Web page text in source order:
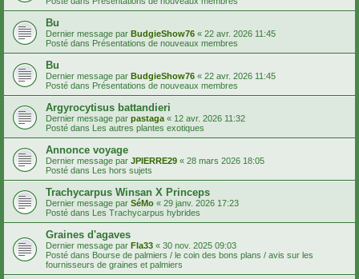
Bu
Dernier message par BudgieShow76 « 22 avr. 2026 11:45
Posté dans Présentations de nouveaux membres
Bu
Dernier message par BudgieShow76 « 22 avr. 2026 11:45
Posté dans Présentations de nouveaux membres
Argyrocytisus battandieri
Dernier message par pastaga « 12 avr. 2026 11:32
Posté dans Les autres plantes exotiques
Annonce voyage
Dernier message par JPIERRE29 « 28 mars 2026 18:05
Posté dans Les hors sujets
Trachycarpus Winsan X Princeps
Dernier message par SéMo « 29 janv. 2026 17:23
Posté dans Les Trachycarpus hybrides
Graines d'agaves
Dernier message par Fla33 « 30 nov. 2025 09:03
Posté dans Bourse de palmiers / le coin des bons plans / avis sur les
fournisseurs de graines et palmiers